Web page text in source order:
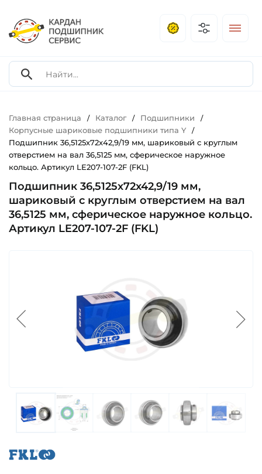
Главная страница / Каталог / Подшипники /
Корпусные шариковые подшипники типа Y /
Подшипник 36,5125х72х42,9/19 мм, шариковый c круглым
отверстием на вал 36,5125 мм, сферическое наружное
кольцо. Артикул LE207-107-2F (FKL)
Подшипник 36,5125х72х42,9/19 мм,
шариковый c круглым отверстием на вал
36,5125 мм, сферическое наружное кольцо.
Артикул LE207-107-2F (FKL)